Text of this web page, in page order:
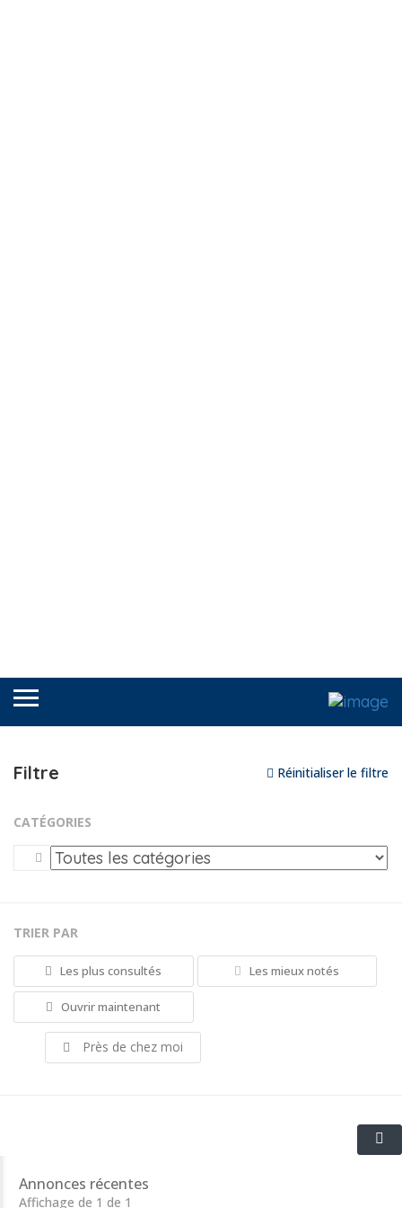
Filtre Réinitialiser le filtre
CATÉGORIES
TRIER PAR
Les plus consultés Les mieux notés
Ouvrir maintenant
Près de chez moi
Annonces récentes
Affichage de 1 de 1